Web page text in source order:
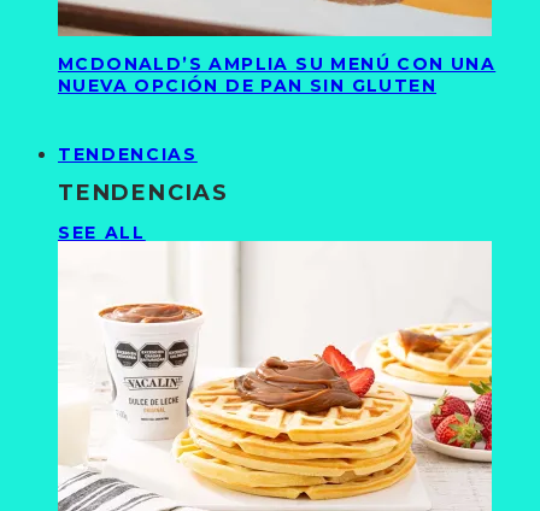
MCDONALD’S AMPLIA SU MENÚ CON UNA
NUEVA OPCIÓN DE PAN SIN GLUTEN
TENDENCIAS
TENDENCIAS
SEE ALL